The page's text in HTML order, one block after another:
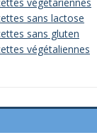
sans lactose
sans gluten
végétaliennes